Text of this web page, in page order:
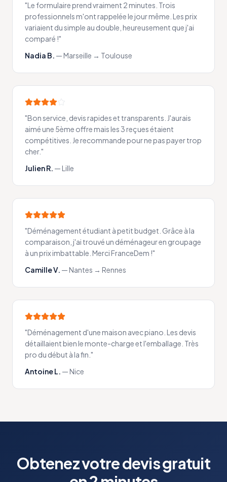
"Le formulaire prend vraiment 2 minutes. Trois
professionnels m'ont rappelée le jour même. Les prix
variaient du simple au double, heureusement que j'ai
comparé !"
Nadia B. —Marseille → Toulouse
"Bon service, devis rapides et transparents. J'aurais
aimé une 5ème offre mais les 3 reçues étaient
compétitives. Je recommande pour ne pas payer trop
cher."
Julien R. —Lille
"Déménagement étudiant à petit budget. Grâce à la
comparaison, j'ai trouvé un déménageur en groupage
à un prix imbattable. Merci FranceDem !"
Camille V. —Nantes → Rennes
"Déménagement d'une maison avec piano. Les devis
détaillaient bien le monte-charge et l'emballage. Très
pro du début à la fin. "
Antoine L. —Nice
Obtenez votre devis gratuit